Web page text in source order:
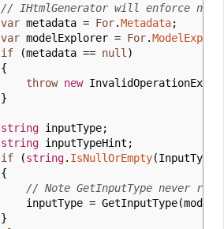
// IHtmlGenerator will enforce
var metadata = For.Metadata;
var modelExplorer = For.
if
(metadata == null )
{
throw new
}
string inputType;
string inputTypeHint ;
if
(string. IsNullOrEmpty(
{
// Note GetInputType never
= GetInputType(
}